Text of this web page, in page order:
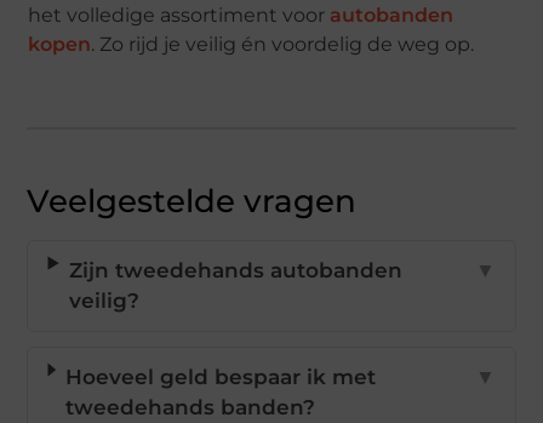
het volledige assortiment voor autobanden
kopen. Zo rijd je veilig én voordelig de weg op.
Veelgestelde vragen
Zijn tweedehands autobanden
veilig?
▼
Hoeveel geld bespaar ik met
tweedehands banden?
▼